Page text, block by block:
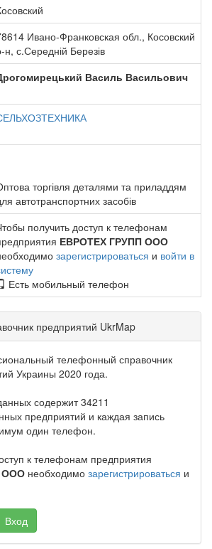
Ивано-Франковская обл., Косовский
н, с.Середній Березів
Василь Васильович
торгівля деталями та приладдям
автотранспортних засобів
получить доступ к телефонам
ЕВРОТЕХ ГРУПП ООО
зарегистрироваться и войти в
Есть мобильный телефон
предприятий UkrMap
телефонный справочник
Украины 2020 года.
содержит 34211
предприятий и каждая запись
один телефон.
к телефонам предприятия
ООО необходимо зарегистрироваться и
Вход